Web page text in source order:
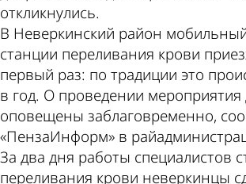
откликнулись.
В Неверкинский район
станции переливания крови
первый раз: по традиции это
в год. О проведении
оповещены заблаговременно,
«ПензаИнформ» в
За два дня работы специалистов
переливания крови неверкинцы